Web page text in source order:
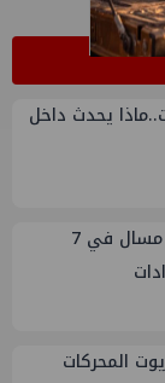
يحدث داخل
مصر تستورد 7.94 مليون طن غاز مسال في 7
طن من زيوت المحركات